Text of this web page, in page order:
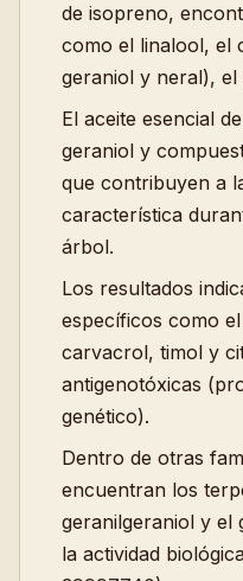
de isopreno,
como el linalool, el
geraniol y neral),
El aceite esencial
geraniol y
que contribuyen a
característica
árbol.
Los resultados
específicos como
carvacrol, timol y
antigenotóxicas
genético).
Dentro de otras
encuentran los
geranilgeraniol y el
la actividad